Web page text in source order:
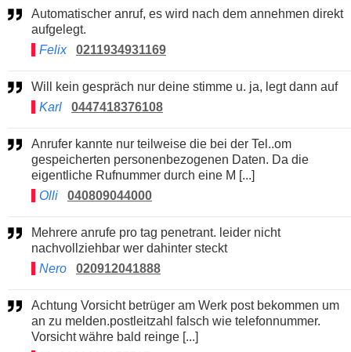
Automatischer anruf, es wird nach dem annehmen direkt
aufgelegt.
Felix
0211934931169
Will kein gespräch nur deine stimme u. ja, legt dann auf
Karl
0447418376108
Anrufer kannte nur teilweise die bei der Tel..om
gespeicherten personenbezogenen Daten. Da die
eigentliche Rufnummer durch eine M [...]
Olli
040809044000
Mehrere anrufe pro tag penetrant. leider nicht
nachvollziehbar wer dahinter steckt
Nero
020912041888
Achtung Vorsicht betrüger am Werk post bekommen um
an zu melden.postleitzahl falsch wie telefonnummer.
Vorsicht währe bald reinge [...]